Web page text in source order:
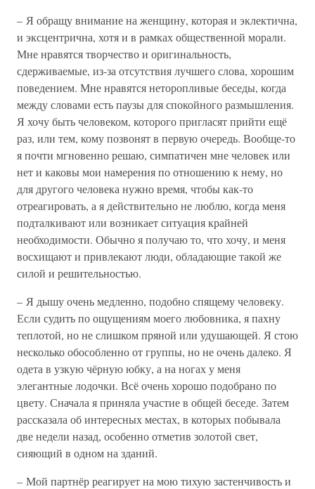
– Я обращу внимание на женщину, которая и эклектична,
и эксцентрична, хотя и в рамках общественной морали.
Мне нравятся творчество и оригинальность,
сдерживаемые, из-за отсутствия лучшего слова, хорошим
поведением. Мне нравятся неторопливые беседы, когда
между словами есть паузы для спокойного размышления.
Я хочу быть человеком, которого пригласят прийти ещё
раз, или тем, кому позвонят в первую очередь. Вообще-то
я почти мгновенно решаю, симпатичен мне человек или
нет и каковы мои намерения по отношению к нему, но
для другого человека нужно время, чтобы как-то
отреагировать, а я действительно не люблю, когда меня
подталкивают или возникает ситуация крайней
необходимости. Обычно я получаю то, что хочу, и меня
восхищают и привлекают люди, обладающие такой же
силой и решительностью.
– Я дышу очень медленно, подобно спящему человеку.
Если судить по ощущениям моего любовника, я пахну
теплотой, но не слишком пряной или удушающей. Я стою
несколько обособленно от группы, но не очень далеко. Я
одета в узкую чёрную юбку, а на ногах у меня
элегантные лодочки. Всё очень хорошо подобрано по
цвету. Сначала я приняла участие в общей беседе. Затем
рассказала об интересных местах, в которых побывала
две недели назад, особенно отметив золотой свет,
сияющий в одном на зданий.
– Мой партнёр реагирует на мою тихую застенчивость и